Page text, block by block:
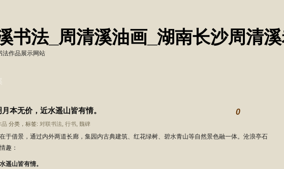
书法_周清溪油画_湖南长沙周清
法作品展示网站
本无价，近水遥山皆有情。
品 分类，标签: 对联书法 行书 魏碑
0
于借景，通过内外两道长廊，集园内古典建筑、红花绿树、碧水青山等自然景色融一体。沧浪亭石
趣：
遥山皆有情。